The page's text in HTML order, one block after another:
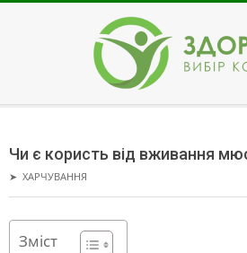
ЗДОРОВ'Я
Menu
Чи є користь від вживання
➤ ХАРЧУВАННЯ
Зміст